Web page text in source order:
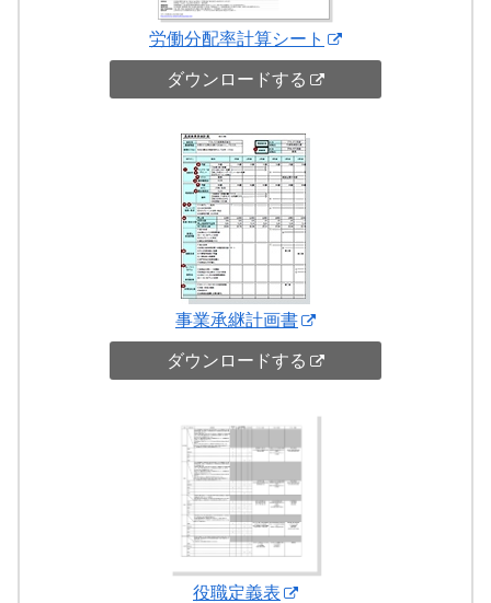
労働分配率計算シート
ダウンロードする
事業承継計画書
ダウンロードする
役職定義表